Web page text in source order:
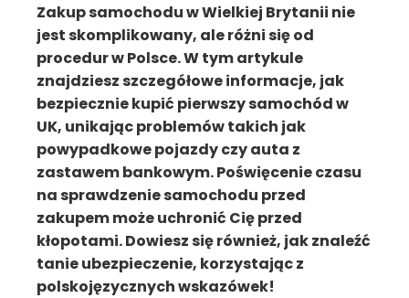
Zakup samochodu w Wielkiej Brytanii nie
jest skomplikowany, ale różni się od
procedur w Polsce. W tym artykule
znajdziesz szczegółowe informacje, jak
bezpiecznie kupić pierwszy samochód w
UK, unikając problemów takich jak
powypadkowe pojazdy czy auta z
zastawem bankowym. Poświęcenie czasu
na sprawdzenie samochodu przed
zakupem może uchronić Cię przed
kłopotami. Dowiesz się również, jak znaleźć
tanie ubezpieczenie, korzystając z
polskojęzycznych wskazówek!